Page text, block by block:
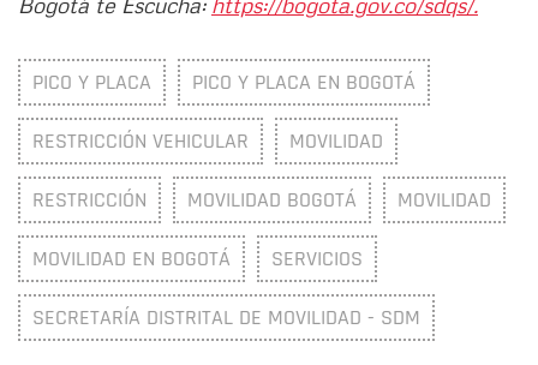
PICO Y PLACA PICO Y PLACA EN BOGOTÁ
RESTRICCIÓN VEHICULAR MOVILIDAD
RESTRICCIÓN MOVILIDAD BOGOTÁ MOVILIDAD
MOVILIDAD EN BOGOTÁ SERVICIOS
SECRETARÍA DISTRITAL DE MOVILIDAD - SDM